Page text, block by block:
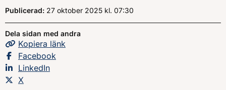
Publicerad: 27 oktober 2025 kl. , Klockan
07:30
Dela sidan med andra
Kopiera sidans
länk
Dela sidan på
Facebook
Dela sidan på
LinkedIn
Dela sidan på
X